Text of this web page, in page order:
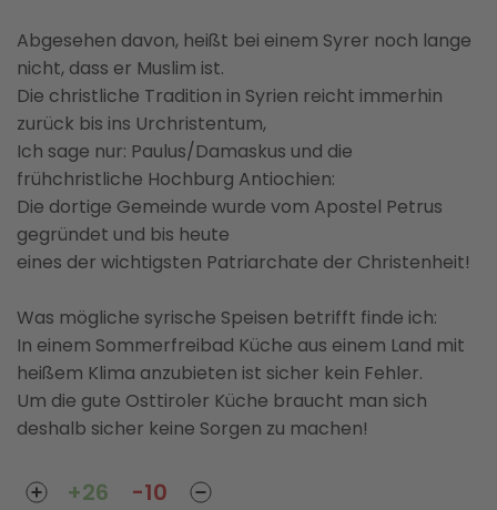
Abgesehen davon, heißt bei einem Syrer noch lange
nicht, dass er Muslim ist.
Die christliche Tradition in Syrien reicht immerhin
zurück bis ins Urchristentum,
Ich sage nur: Paulus/Damaskus und die
frühchristliche Hochburg Antiochien:
Die dortige Gemeinde wurde vom Apostel Petrus
gegründet und bis heute
eines der wichtigsten Patriarchate der Christenheit!
Was mögliche syrische Speisen betrifft finde ich:
In einem Sommerfreibad Küche aus einem Land mit
heißem Klima anzubieten ist sicher kein Fehler.
Um die gute Osttiroler Küche braucht man sich
deshalb sicher keine Sorgen zu machen!
+26 -10